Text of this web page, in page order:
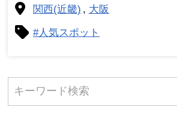
関西(近畿) 大阪
#人気スポット